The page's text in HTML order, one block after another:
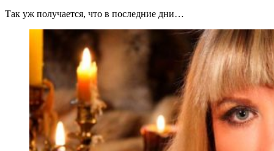
Так уж получается, что в последние дни…